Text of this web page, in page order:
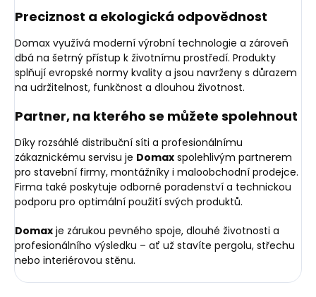
Preciznost a ekologická odpovědnost
Domax využívá moderní výrobní technologie a zároveň
dbá na šetrný přístup k životnímu prostředí. Produkty
splňují evropské normy kvality a jsou navrženy s důrazem
na udržitelnost, funkčnost a dlouhou životnost.
Partner, na kterého se můžete spolehnout
Díky rozsáhlé distribuční síti a profesionálnímu
zákaznickému servisu je Domax spolehlivým partnerem
pro stavební firmy, montážníky i maloobchodní prodejce.
Firma také poskytuje odborné poradenství a technickou
podporu pro optimální použití svých produktů.
Domax je zárukou pevného spoje, dlouhé životnosti a
profesionálního výsledku – ať už stavíte pergolu, střechu
nebo interiérovou stěnu.